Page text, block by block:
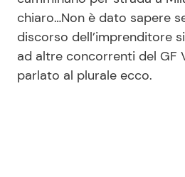
chiaro…Non è dato sapere
discorso dell’imprenditore
ad altre concorrenti del GF
parlato al plurale ecco.